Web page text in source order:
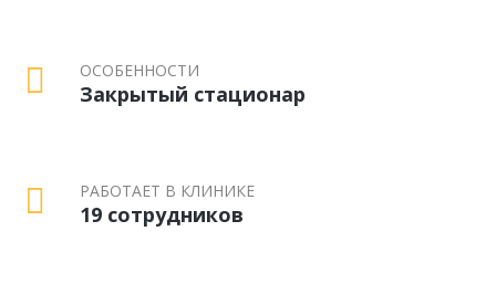
ОСОБЕННОСТИ
Закрытый стационар
РАБОТАЕТ В КЛИНИКЕ
19 сотрудников